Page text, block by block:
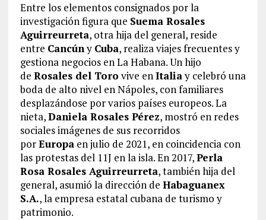
Entre los elementos consignados por la
investigación figura que Suema Rosales
Aguirreurreta, otra hija del general, reside
entre Cancúny Cuba, realiza viajes frecuentes y
gestiona negocios en La Habana. Un hijo
de Rosales del Toro vive enItaliay celebró una
boda de alto nivel en Nápoles, con familiares
desplazándose por varios países europeos. La
nieta,Daniela Rosales Pérez, mostró en redes
sociales imágenes de sus recorridos
porEuropaen julio de 2021, en coincidencia con
las protestas del 11J en la isla. En 2017,Perla
Rosa Rosales Aguirreurreta, también hija del
general, asumió la dirección de Habaguanex
S.A., la empresa estatal cubana de turismo y
patrimonio.